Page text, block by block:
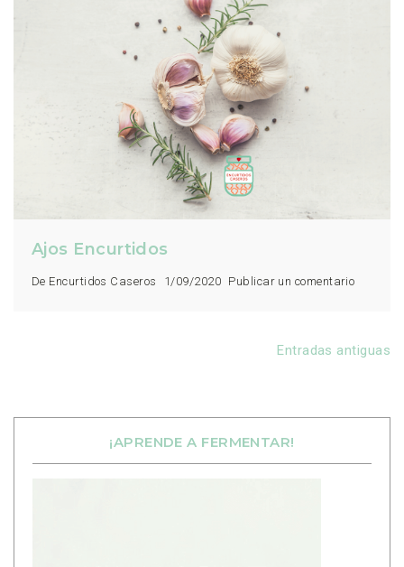
Ajos Encurtidos
De Encurtidos Caseros 1/09/2020 Publicar un comentario
Entradas antiguas
¡APRENDE A FERMENTAR!